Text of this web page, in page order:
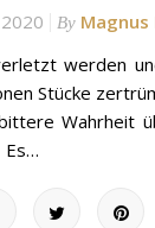
By Magnus
werden
Stücke
Wahrheit
Es…